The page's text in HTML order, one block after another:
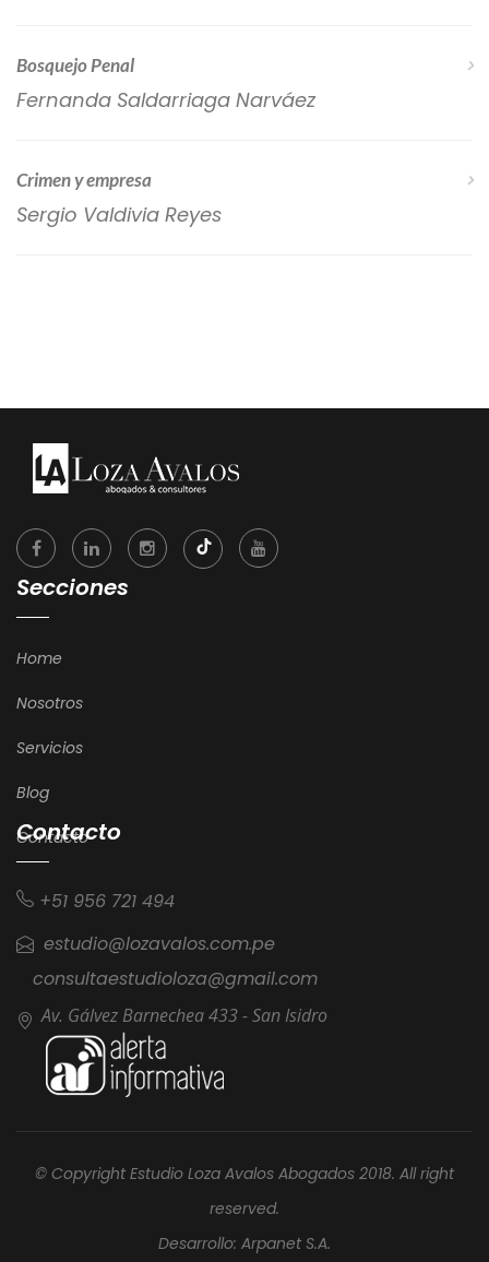
Bosquejo Penal
Fernanda Saldarriaga Narváez
Crimen y empresa
Sergio Valdivia Reyes
Secciones
Home
Nosotros
Servicios
Blog
Contacto
Contacto
+51 956 721 494
estudio@lozavalos.com.pe
consultaestudioloza@gmail.com
Av. Gálvez Barnechea 433 - San Isidro
© Copyright Estudio Loza Avalos Abogados 2018. All right
reserved.
Desarrollo: Arpanet S.A.